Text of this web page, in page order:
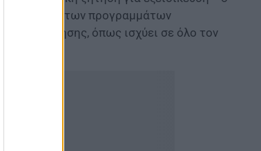
Η ποιότητα των προγραμμάτων
αξιολόγησης, όπως ισχύει σε όλο τον